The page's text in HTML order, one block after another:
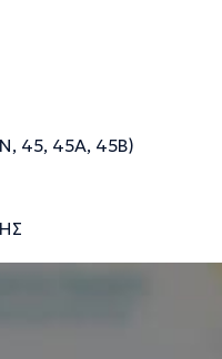
45, 45Α, 45Β)